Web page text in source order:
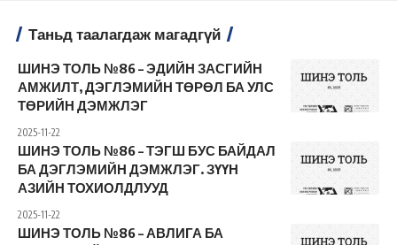
Таньд таалагдаж магадгүй
ШИНЭ ТОЛЬ №86 – ЭДИЙН ЗАСГИЙН
АМЖИЛТ, ДЭГЛЭМИЙН ТӨРӨЛ БА УЛС
ТӨРИЙН ДЭМЖЛЭГ
2025-11-22
ШИНЭ ТОЛЬ №86 – ТЭГШ БУС БАЙДАЛ
БА ДЭГЛЭМИЙН ДЭМЖЛЭГ. ЗҮҮН
АЗИЙН ТОХИОЛДЛУУД
2025-11-22
ШИНЭ ТОЛЬ №86 – АВЛИГА БА